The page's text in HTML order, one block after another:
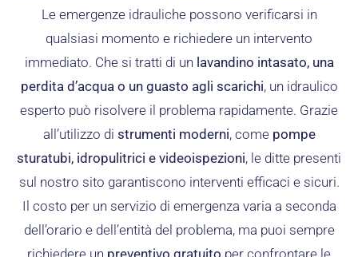
Le emergenze idrauliche possono verificarsi in
qualsiasi momento e richiedere un intervento
immediato. Che si tratti di un lavandino intasato, una
perdita d’acqua o un guasto agli scarichi, un idraulico
esperto può risolvere il problema rapidamente. Grazie
all’utilizzo di strumenti moderni, come pompe
sturatubi, idropulitrici e videoispezioni, le ditte presenti
sul nostro sito garantiscono interventi efficaci e sicuri.
Il costo per un servizio di emergenza varia a seconda
dell’orario e dell’entità del problema, ma puoi sempre